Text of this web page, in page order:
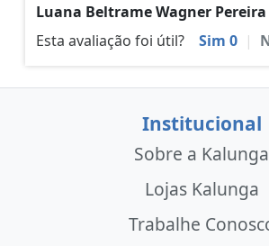
Luana Beltrame Wagner Pereira
Esta avaliação foi útil?
Sim 0 |
Institucional
Sobre a Kalunga
Lojas Kalunga
Trabalhe